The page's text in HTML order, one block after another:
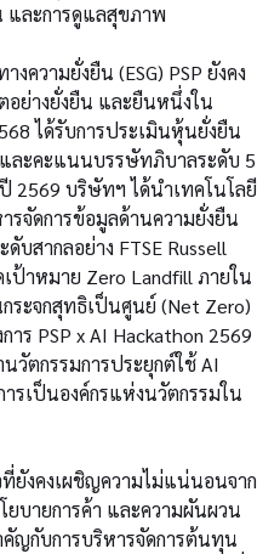
และการดูแลสุขภาพ
ความยั่งยืน (ESG) PSP ยังคง
อย่างยั่งยืน และยืนหนึ่งใน
ได้รับการประเมินหุ้นยั่งยืน
และคะแนนบรรษัทภิบาลระดับ 5
2569 บริษัทฯ ได้นำเทคโนโลยี
จัดการข้อมูลด้านความยั่งยืน
บสากลอย่าง FTSE Russell
เป้าหมาย Zero Landfill ภายใน
ระจกสุทธิเป็นศูนย์ (Net Zero)
ร PSP x AI Hackathon 2569
ตกรรมการประยุกต์ใช้ AI
รเป็นองค์กรแห่งนวัตกรรมใน
ยังคงเผชิญความไม่แน่นอนจาก
บายการค้า และความผันผวน
คัญกับการบริหารจัดการต้นทุน